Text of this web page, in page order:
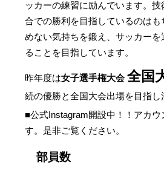
ッカーの練習に励んでいます。
合での勝利を目指しているのは
めない気持ちを鍛え、サッカーを
ることを目指しています。
昨年度は女子選手権大会全国
続の優勝と全国大会出場を目指し
■公式Instagram開設中！！アカウ
す。是非ご覧ください。
部員数